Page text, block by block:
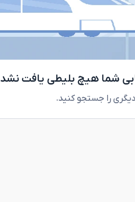
شما هیچ بلیطی یافت نشد
را جستجو کنید.